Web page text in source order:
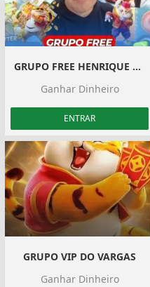
GRUPO FREE HENRIQUE NETO
Ganhar Dinheiro
ENTRAR
GRUPO VIP DO VARGAS
Ganhar Dinheiro